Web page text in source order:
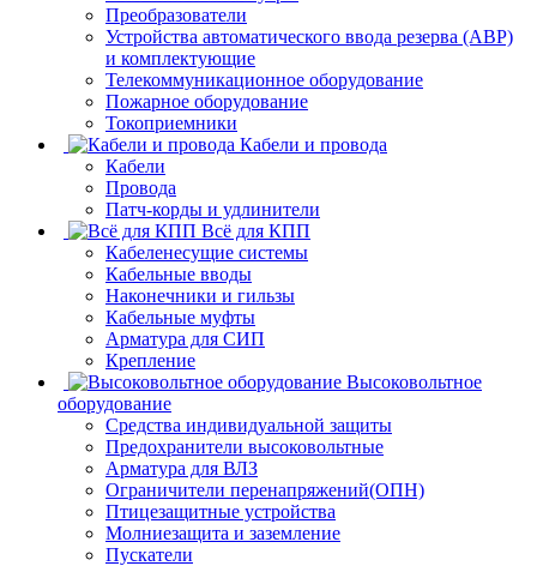
Преобразователи
Устройства автоматического ввода резерва (АВР)
и комплектующие
Телекоммуникационное оборудование
Пожарное оборудование
Токоприемники
Кабели и провода
Кабели
Провода
Патч-корды и удлинители
Всё для КПП
Кабеленесущие системы
Кабельные вводы
Наконечники и гильзы
Кабельные муфты
Арматура для СИП
Крепление
Высоковольтное
оборудование
Средства индивидуальной защиты
Предохранители высоковольтные
Арматура для ВЛЗ
Ограничители перенапряжений(ОПН)
Птицезащитные устройства
Молниезащита и заземление
Пускатели